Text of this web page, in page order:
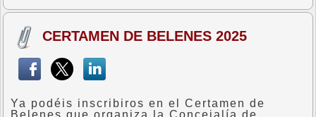
CERTAMEN DE BELENES 2025
Ya podéis inscribiros en el Certamen de
Belenes que organiza la Concejalía de